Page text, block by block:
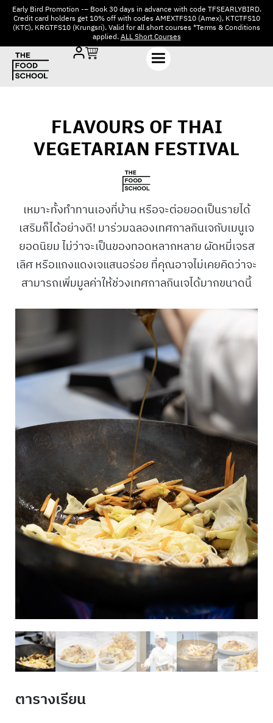
Early Bird Promotion -– Book 30 days in advance with code TFSEARLYBIRD.
Credit card holders get 10% off with codes AMEXTFS10 (Amex), KTCTFS10
(KTC), KRGTFS10 (Krungsri). Valid for all short courses *Terms & Conditions
applied.ALL Short Courses
FLAVOURS OF THAI
VEGETARIAN FESTIVAL
เหมาะทั้งทำทานเองที่บ้าน หรือจะต่อยอดเป็นรายได้
เสริมก็ได้อย่างดี! มาร่วมฉลองเทศกาลกินเจกับเมนูเจ
ยอดนิยม ไม่ว่าจะเป็นของทอดหลากหลาย ผัดหมี่เจรส
เลิศ หรือแกงแดงเจแสนอร่อย ที่คุณอาจไม่เคยคิดว่าจะ
สามารถเพิ่มมูลค่าให้ช่วงเทศกาลกินเจได้มากขนาดนี้
ตารางเรียน